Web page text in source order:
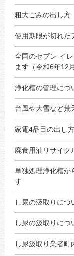
粗大ごみの出し方
使用期限が切れた
全国のセブン-イ
ます（令和6年12
浄化槽の管理につ
台風や大雪など荒
家電4品目の出し方
廃食用油リサイク
単独処理浄化槽か
す
し尿の汲取りにつ
し尿の汲取りにつ
し尿汲取り業者町